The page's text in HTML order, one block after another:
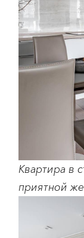
Квартира в
приятной